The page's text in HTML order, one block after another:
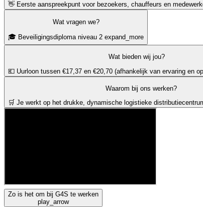
👋 Eerste aanspreekpunt voor bezoekers, chauffeurs en
Wat vragen we?
🎓 Beveiligingsdiploma niveau 2 expand_more
Wat bieden wij jou?
💶 Uurloon tussen €17,37 en €20,70 (afhankelijk van ervaring en
Waarom bij ons werken?
🛒 Je werkt op het drukke, dynamische logistieke
Zo is het om bij G4S te werken
play_arrow